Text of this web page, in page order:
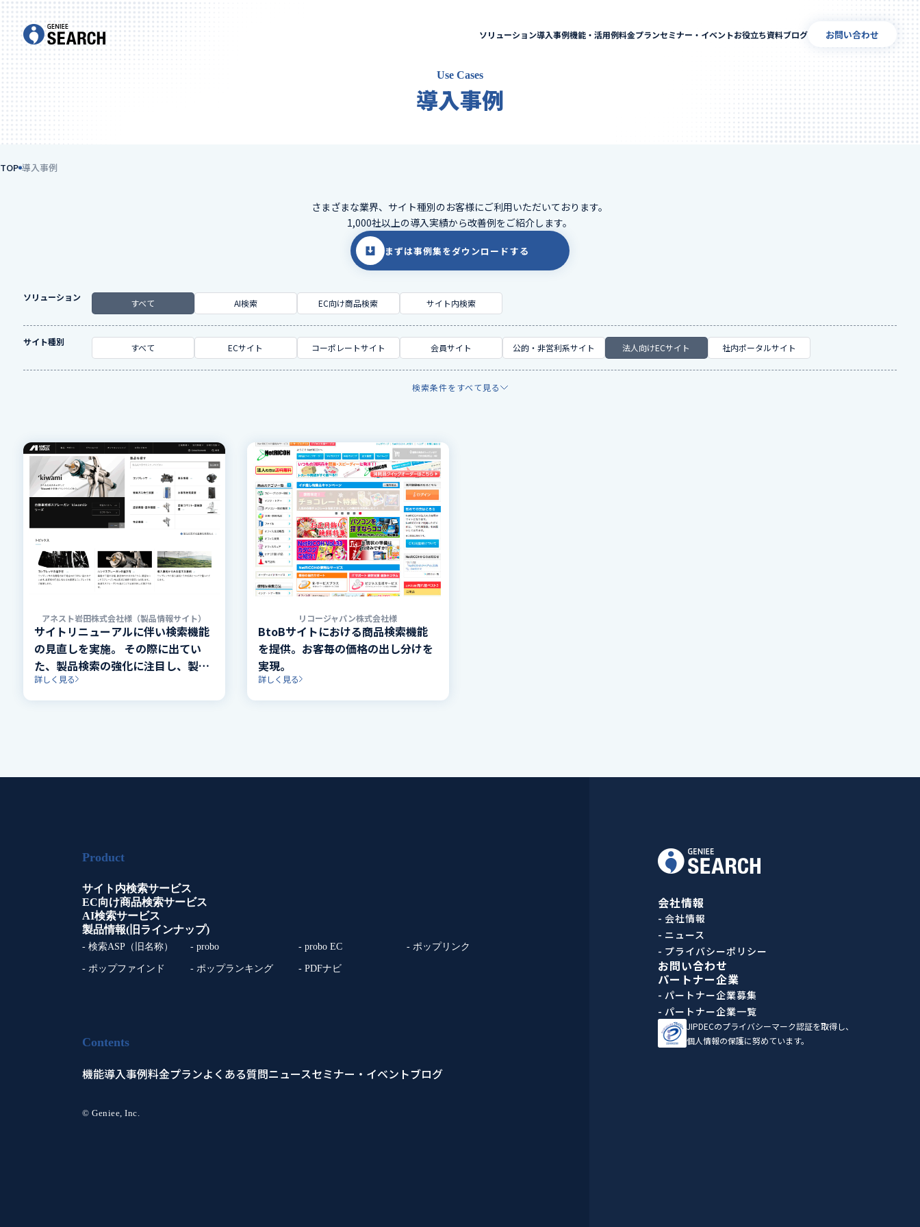
ソリューション導入事例機能・活用例料金プランセミナー・イベントお役立ち資料ブログ お問い合わせ
Use Cases
導入事例
TOP 導入事例
さまざまな業界、サイト種別のお客様にご利用いただいております。
1,000社以上の導入実績から改善例をご紹介します。
まずは事例集をダウンロードする
ソリューション
すべて AI検索 EC向け商品検索 サイト内検索
サイト種別
すべて ECサイト コーポレートサイト 会員サイト 公的・非営利系サイト 法人向けECサイト 社内ポータルサイト
検索条件をすべて見る
アネスト岩田株式会社様（製品情報サイト）
サイトリニューアルに伴い検索機能
の見直しを実施。 その際に出てい
た、製品検索の強化に注目し、製品
が持っている関連する情報も含め横
断検索を実現。
詳しく見る
リコージャパン株式会社様
BtoBサイトにおける商品検索機能
を提供。お客毎の価格の出し分けを
実現。
詳しく見る
Product
サイト内検索サービス
EC向け商品検索サービス
AI検索サービス
製品情報(旧ラインナップ)
- 検索ASP（旧名称） - probo - probo EC - ポップリンク
- ポップファインド - ポップランキング - PDFナビ
Contents
機能導入事例料金プランよくある質問ニュースセミナー・イベントブログ
© Geniee, Inc.
会社情報
- 会社情報
- ニュース
- プライバシーポリシー
お問い合わせ
パートナー企業
- パートナー企業募集
- パートナー企業一覧
JIPDECのプライバシーマーク認証を取得し、
個人情報の保護に努めています。